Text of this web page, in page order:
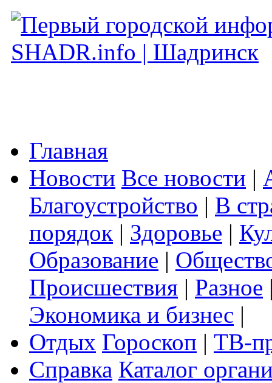
Главная
Новости Все новости |
Благоустройство | В
порядок | Здоровье |
Образование |
Происшествия | Разное
Экономика и бизнес |
Отдых Гороскоп | ТВ-
Справка Каталог